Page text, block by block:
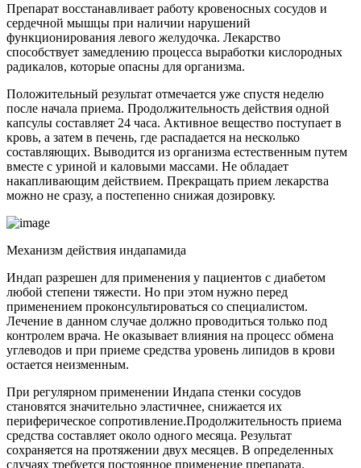
Препарат восстанавливает работу кровеносных сосудов и
сердечной мышцы при наличии нарушений
функционирования левого желудочка. Лекарство
способствует замедлению процесса выработки кислородных
радикалов, которые опасны для организма.
Положительный результат отмечается уже спустя неделю
после начала приема. Продолжительность действия одной
капсулы составляет 24 часа. Активное вещество поступает в
кровь, а затем в печень, где распадается на несколько
составляющих. Выводится из организма естественным путем
вместе с уриной и каловыми массами. Не обладает
накапливающим действием. Прекращать прием лекарства
можно не сразу, а постепенно снижая дозировку.
Механизм действия индапамида
Индап разрешен для применения у пациентов с диабетом
любой степени тяжести. Но при этом нужно перед
применением проконсультироваться со специалистом.
Лечение в данном случае должно проводиться только под
контролем врача. Не оказывает влияния на процесс обмена
углеводов и при приеме средства уровень липидов в крови
остается неизменным.
При регулярном применении Индапа стенки сосудов
становятся значительно эластичнее, снижается их
периферическое сопротивление.Продолжительность приема
средства составляет около одного месяца. Результат
сохраняется на протяжении двух месяцев. В определенных
случаях требуется постоянное применение препарата.